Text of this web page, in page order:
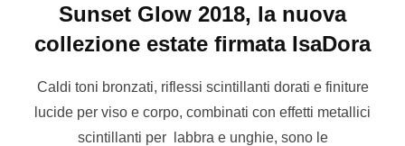
Sunset Glow 2018, la nuova
collezione estate firmata IsaDora
Caldi toni bronzati, riflessi scintillanti dorati e finiture
lucide per viso e corpo, combinati con effetti metallici
scintillanti per labbra e unghie, sono le